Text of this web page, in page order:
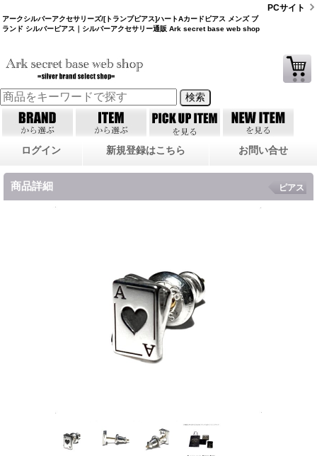
アークシルバーアクセサリーズ/[トランプピアス]ハートAカードピアス メンズ ブ
ランド シルバーピアス｜シルバーアクセサリー通販 Ark secret base web shop
PCサイト
ログイン 新規登録はこちら お問い合せ
商品詳細 ピアス